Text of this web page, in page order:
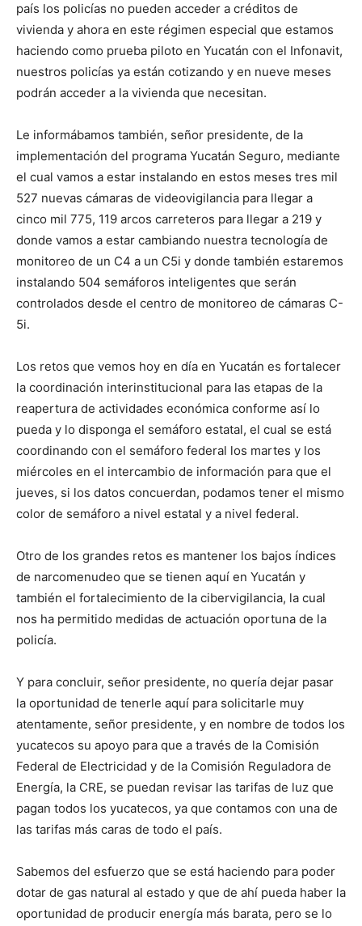
país los policías no pueden acceder a créditos de
vivienda y ahora en este régimen especial que estamos
haciendo como prueba piloto en Yucatán con el Infonavit,
nuestros policías ya están cotizando y en nueve meses
podrán acceder a la vivienda que necesitan.
Le informábamos también, señor presidente, de la
implementación del programa Yucatán Seguro, mediante
el cual vamos a estar instalando en estos meses tres mil
527 nuevas cámaras de videovigilancia para llegar a
cinco mil 775, 119 arcos carreteros para llegar a 219 y
donde vamos a estar cambiando nuestra tecnología de
monitoreo de un C4 a un C5i y donde también estaremos
instalando 504 semáforos inteligentes que serán
controlados desde el centro de monitoreo de cámaras C-
5i.
Los retos que vemos hoy en día en Yucatán es fortalecer
la coordinación interinstitucional para las etapas de la
reapertura de actividades económica conforme así lo
pueda y lo disponga el semáforo estatal, el cual se está
coordinando con el semáforo federal los martes y los
miércoles en el intercambio de información para que el
jueves, si los datos concuerdan, podamos tener el mismo
color de semáforo a nivel estatal y a nivel federal.
Otro de los grandes retos es mantener los bajos índices
de narcomenudeo que se tienen aquí en Yucatán y
también el fortalecimiento de la cibervigilancia, la cual
nos ha permitido medidas de actuación oportuna de la
policía.
Y para concluir, señor presidente, no quería dejar pasar
la oportunidad de tenerle aquí para solicitarle muy
atentamente, señor presidente, y en nombre de todos los
yucatecos su apoyo para que a través de la Comisión
Federal de Electricidad y de la Comisión Reguladora de
Energía, la CRE, se puedan revisar las tarifas de luz que
pagan todos los yucatecos, ya que contamos con una de
las tarifas más caras de todo el país.
Sabemos del esfuerzo que se está haciendo para poder
dotar de gas natural al estado y que de ahí pueda haber la
oportunidad de producir energía más barata, pero se lo